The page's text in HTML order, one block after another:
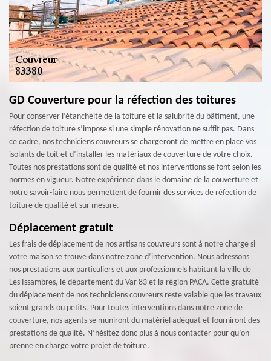
GD Couverture pour la réfection des toitures
Pour conserver l’étanchéité de la toiture et la salubrité du bâtiment, une
réfection de toiture s’impose si une simple rénovation ne suffit pas. Dans
ce cadre, nos techniciens couvreurs se chargeront de mettre en place vos
isolants de toit et d’installer les matériaux de couverture de votre choix.
Toutes nos prestations sont de qualité et nos interventions se font selon les
normes en vigueur. Notre expérience dans le domaine de la couverture et
notre savoir-faire nous permettent de fournir des services de réfection de
toiture de qualité et sur mesure.
Déplacement gratuit
Les frais de déplacement de nos artisans couvreurs sont à notre charge si
votre maison se trouve dans notre zone d’intervention. Nous adressons
nos prestations aux particuliers et aux professionnels habitant la ville de
Les Issambres, le département du Var 83 et la région PACA. Cette gratuité
du déplacement de nos techniciens couvreurs reste valable que les travaux
soient grands ou petits. Pour toutes interventions dans notre zone de
couverture, nos agents se muniront du matériel adéquat et fourniront des
prestations de qualité. N’hésitez donc plus à nous contacter pour qu’on
prenne en charge votre projet de toiture.